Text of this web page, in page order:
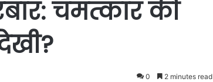
चमत्कार की
0 2 minutes read